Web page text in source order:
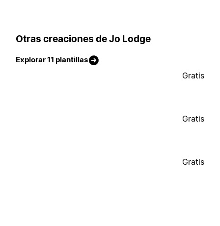
Otras creaciones de Jo Lodge
Explorar 11 plantillas
Gratis
Gratis
Gratis